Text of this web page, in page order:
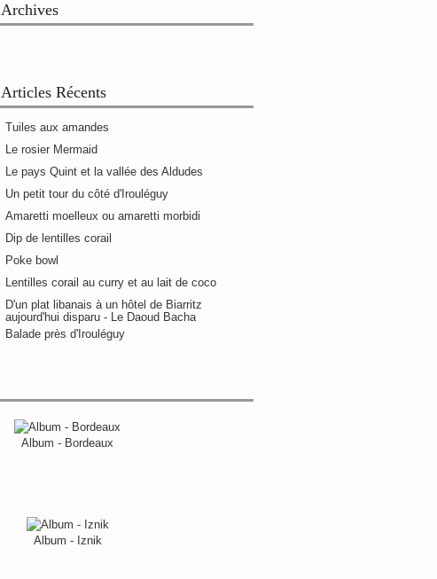
Archives
Articles Récents
Tuiles aux amandes
Le rosier Mermaid
Le pays Quint et la vallée des Aldudes
Un petit tour du côté d'Irouléguy
Amaretti moelleux ou amaretti morbidi
Dip de lentilles corail
Poke bowl
Lentilles corail au curry et au lait de coco
D'un plat libanais à un hôtel de Biarritz
aujourd'hui disparu - Le Daoud Bacha
Balade près d'Irouléguy
Album - Bordeaux
Album - Iznik